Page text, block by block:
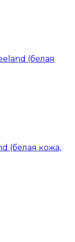
(белая кожа,